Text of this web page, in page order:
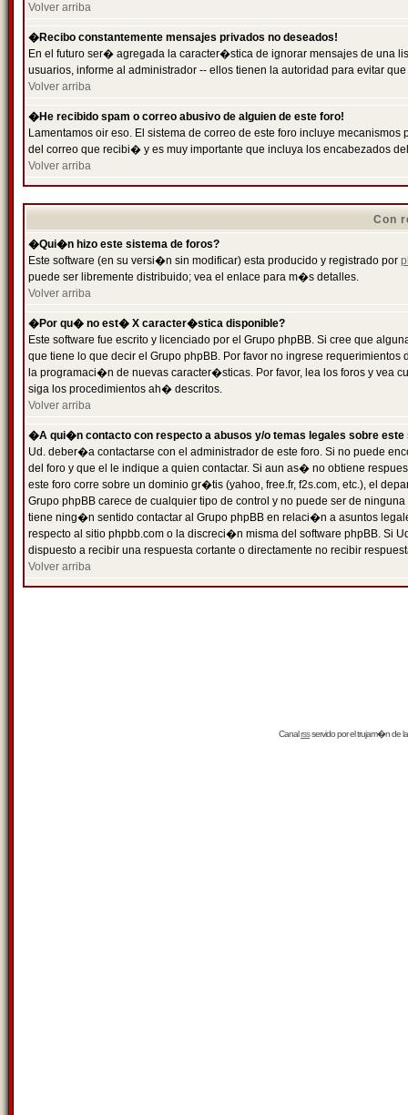
Volver arriba
�Recibo constantemente mensajes privados no deseados!
En el futuro ser� agregada la caracter�stica de ignorar mensajes de una
usuarios, informe al administrador -- ellos tienen la autoridad para evitar
Volver arriba
�He recibido spam o correo abusivo de alguien de este foro!
Lamentamos oir eso. El sistema de correo de este foro incluye
del correo que recibi� y es muy importante que incluya los encabezados
Volver arriba
Con
�Qui�n hizo este sistema de foros?
Este software (en su versi�n sin modificar) esta producido y registrado por
puede ser libremente distribuido; vea el enlace para m�s detalles.
Volver arriba
�Por qu� no est� X caracter�stica disponible?
Este software fue escrito y licenciado por el Grupo phpBB. Si cree que
que tiene lo que decir el Grupo phpBB. Por favor no ingrese
la programaci�n de nuevas caracter�sticas. Por favor, lea los foros y vea
siga los procedimientos ah� descritos.
Volver arriba
�A qui�n contacto con respecto a abusos y/o temas legales sobre este
Ud. deber�a contactarse con el administrador de este foro. Si no puede
del foro y que el le indique a quien contactar. Si aun as� no obtiene
este foro corre sobre un dominio gr�tis (yahoo, free.fr, f2s.com, etc.), el
Grupo phpBB carece de cualquier tipo de control y no puede ser de
tiene ning�n sentido contactar al Grupo phpBB en relaci�n a asuntos
respecto al sitio phpbb.com o la discreci�n misma del software phpBB. Si
dispuesto a recibir una respuesta cortante o directamente no recibir
Volver arriba
Canalrssservido por eltrujam�nde